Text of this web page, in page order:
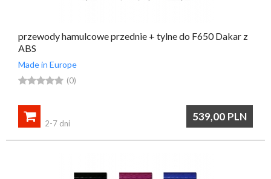
przewody hamulcowe przednie + tylne do F650 Dakar z
ABS
Made in Europe
 (0)
539,00 PLN

2-7 dni